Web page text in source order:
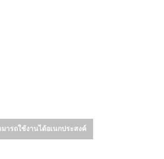
ารถใช้งานได้อเนกประสงค์